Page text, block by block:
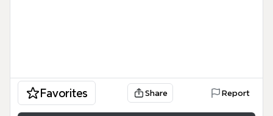
Favorites Share Report